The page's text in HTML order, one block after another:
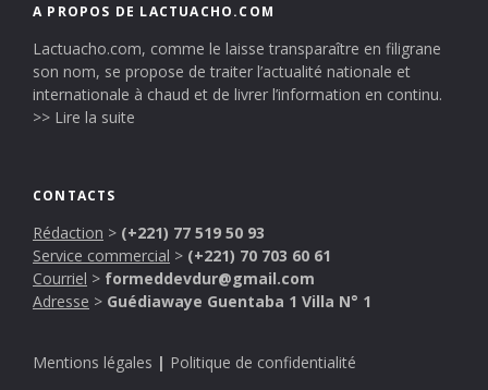
A PROPOS DE LACTUACHO.COM
Lactuacho.com, comme le laisse transparaître en filigrane
son nom, se propose de traiter l’actualité nationale et
internationale à chaud et de livrer l’information en continu.
>> Lire la suite
CONTACTS
Rédaction > (+221) 77 519 50 93
Service commercial > (+221) 70 703 60 61
Courriel > formeddevdur@gmail.com
Adresse > Guédiawaye Guentaba 1 Villa N° 1
Mentions légales | Politique de confidentialité